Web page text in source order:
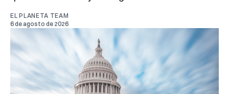
EL PLANETA TEAM
6 de agosto de 2026